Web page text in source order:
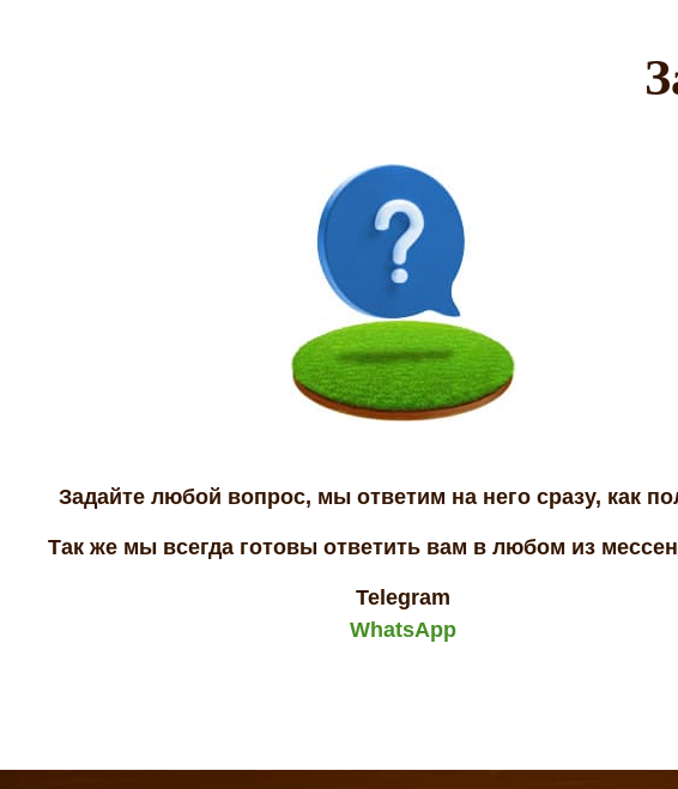
Задайте любой вопрос, мы ответим на него сразу, как
Так же мы всегда готовы ответить вам в любом из
Telegram
WhatsApp